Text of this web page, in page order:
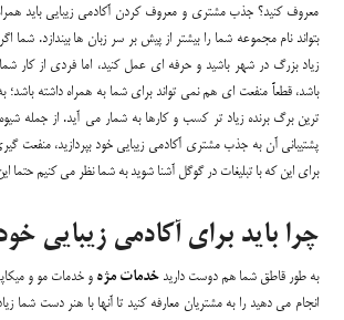
معروف کنید؟ جذب مشتری و معروف کردن آکادمی زیبایی باید
بتواند نام مجموعه شما را بیشتر از پیش بر سر زبان ها بیندازد.
زیاد بزرگ در شهر باشید و حرفه ای عمل کنید، اما فردی از کار
باشد، قطعاً منفعت ای هم نمی تواند برای شما به همراه داشته باشد؛
ترین برگ برنده زیاد تر کسب و کارها به شمار می آید. از جمله
پشتیبانی آن به جذب مشتری آکادمی زیبایی خود بپردازید، منفعت
برای این که با تبلیغات در گوگل آشنا شوید به شما نظر می کنیم حتما
چرا باید برای آکادمی زیبایی
به طور قاطق شما هم دوست دارید خدمات مژه و خدمات مو و
انجام می دهید را به مشتریان معارفه کنید تا آنها با هنر دست شما